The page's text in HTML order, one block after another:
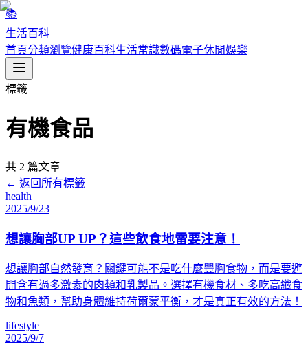
📚
生活百科
首頁分類瀏覽健康百科生活常識數碼電子休閒娛樂
標籤
有機食品
共 2 篇文章
← 返回所有標籤
health
2025/9/23
想讓胸部UP UP？這些飲食地雷要注意！
想讓胸部自然發育？關鍵可能不是吃什麼豐胸食物，而是要避
開含有過多激素的肉類和乳製品。選擇有機食材、多吃高纖食
物和魚類，幫助身體維持荷爾蒙平衡，才是真正有效的方法！
lifestyle
2025/9/7